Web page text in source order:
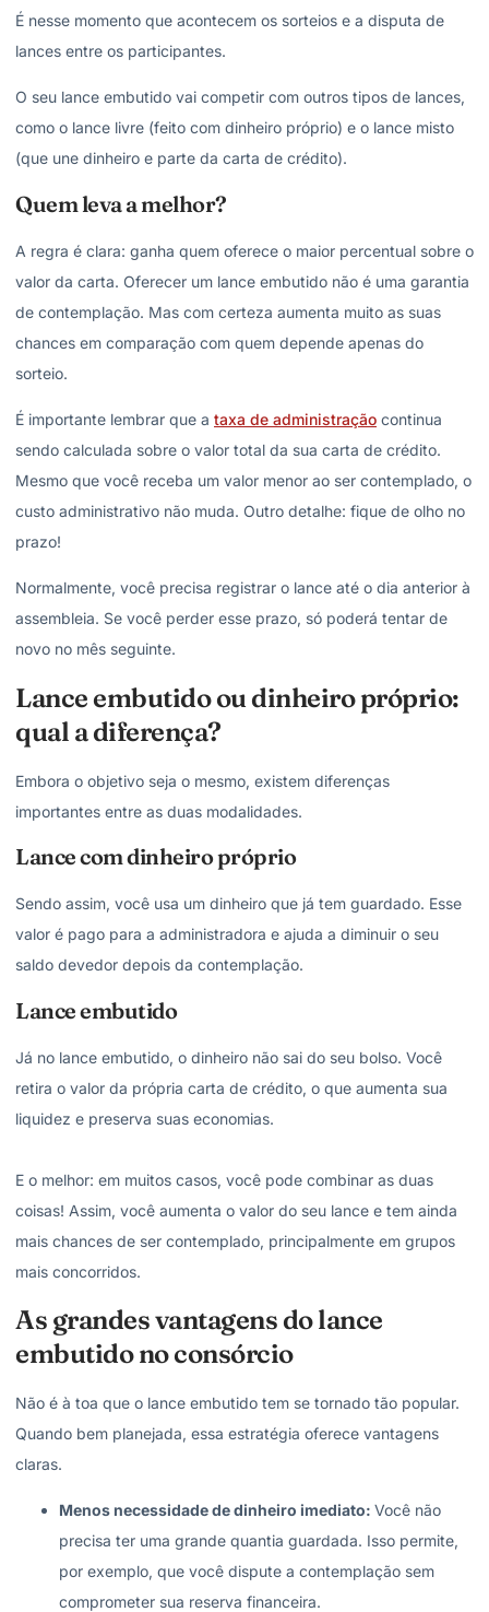
É nesse momento que acontecem os sorteios e a disputa de
lances entre os participantes.
O seu lance embutido vai competir com outros tipos de lances,
como o lance livre (feito com dinheiro próprio) e o lance misto
(que une dinheiro e parte da carta de crédito).
Quem leva a melhor?
A regra é clara: ganha quem oferece o maior percentual sobre o
valor da carta. Oferecer um lance embutido não é uma garantia
de contemplação. Mas com certeza aumenta muito as suas
chances em comparação com quem depende apenas do
sorteio.
É importante lembrar que a taxa de administração continua
sendo calculada sobre o valor total da sua carta de crédito.
Mesmo que você receba um valor menor ao ser contemplado, o
custo administrativo não muda. Outro detalhe: fique de olho no
prazo!
Normalmente, você precisa registrar o lance até o dia anterior à
assembleia. Se você perder esse prazo, só poderá tentar de
novo no mês seguinte.
Lance embutido ou dinheiro próprio:
qual a diferença?
Embora o objetivo seja o mesmo, existem diferenças
importantes entre as duas modalidades.
Lance com dinheiro próprio
Sendo assim, você usa um dinheiro que já tem guardado. Esse
valor é pago para a administradora e ajuda a diminuir o seu
saldo devedor depois da contemplação.
Lance embutido
Já no lance embutido, o dinheiro não sai do seu bolso. Você
retira o valor da própria carta de crédito, o que aumenta sua
liquidez e preserva suas economias.
E o melhor: em muitos casos, você pode combinar as duas
coisas! Assim, você aumenta o valor do seu lance e tem ainda
mais chances de ser contemplado, principalmente em grupos
mais concorridos.
As grandes vantagens do lance
embutido no consórcio
Não é à toa que o lance embutido tem se tornado tão popular.
Quando bem planejada, essa estratégia oferece vantagens
claras.
Menos necessidade de dinheiro imediato: Você não
precisa ter uma grande quantia guardada. Isso permite,
por exemplo, que você dispute a contemplação sem
comprometer sua reserva financeira.